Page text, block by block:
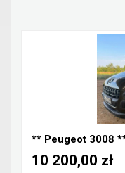
10 200,00 zł